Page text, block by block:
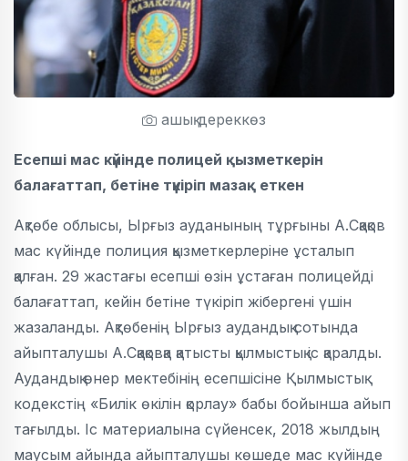
ашық дереккөз
Есепші мас күйінде полицей қызметкерін
балағаттап, бетіне түкіріп мазақ еткен
Ақтөбе облысы, Ырғыз ауданының тұрғыны А.Сқақов
мас күйінде полиция қызметкерлеріне ұсталып
қалған. 29 жастағы есепші өзін ұстаған полицейді
балағаттап, кейін бетіне түкіріп жібергені үшін
жазаланды. Ақтөбенің Ырғыз аудандық сотында
айыпталушы А.Сқақовқа қатысты қылмыстық іс қаралды.
Аудандық өнер мектебінің есепшісіне Қылмыстық
кодекстің «Билік өкілін қорлау» бабы бойынша айып
тағылды. Іс материалына сүйенсек, 2018 жылдың
маусым айында айыпталушы көшеде мас күйінде